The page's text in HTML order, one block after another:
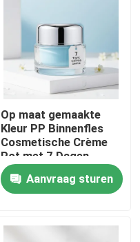
Op maat gemaakte
Kleur PP Binnenfles
Cosmetische Crème
Pot met 7 Dagen
Verzending Monster
voor Huidverzorging
Crème Verpakking
Aanvraag sturen